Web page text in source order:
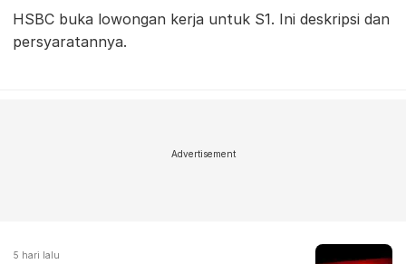
HSBC buka lowongan kerja untuk S1. Ini deskripsi dan
persyaratannya.
Advertisement
5 hari lalu